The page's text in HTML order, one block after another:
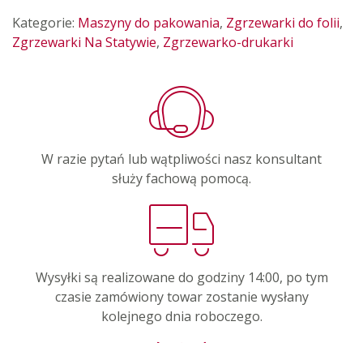
Kategorie: Maszyny do pakowania, Zgrzewarki do folii,
Zgrzewarki Na Statywie, Zgrzewarko-drukarki
W razie pytań lub wątpliwości nasz konsultant
służy fachową pomocą.
Wysyłki są realizowane do godziny 14:00, po tym
czasie zamówiony towar zostanie wysłany
kolejnego dnia roboczego.